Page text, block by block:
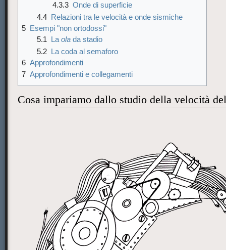
4.3.3 Onde di superficie
4.4 Relazioni tra le velocità e onde sismiche
5 Esempi "non ortodossi"
5.1 La olada stadio
5.2 La coda al semaforo
6 Approfondimenti
7 Approfondimenti e collegamenti
Cosa impariamo dallo studio della velocità